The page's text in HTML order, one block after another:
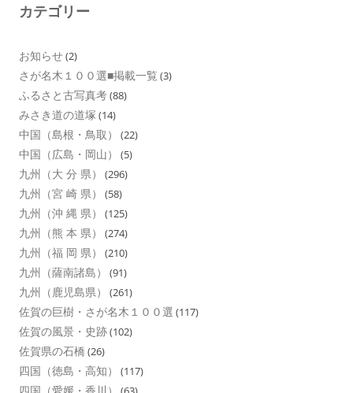
カテゴリー
お知らせ(2)
さが名木１００選■掲載一覧 (3)
ふるさと古写真考(88)
みさき道の道塚 (14)
中国（島根・鳥取） (22)
中国（広島・岡山） (5)
九州（大 分 県） (296)
九州（宮 崎 県） (58)
九州（沖 縄 県） (125)
九州（熊 本 県） (274)
九州（福 岡 県） (210)
九州（薩南諸島） (91)
九州（鹿児島県） (261)
佐賀の巨樹・さが名木１００選 (117)
佐賀の風景・史跡(102)
佐賀県の石橋 (26)
四国（徳島・高知） (117)